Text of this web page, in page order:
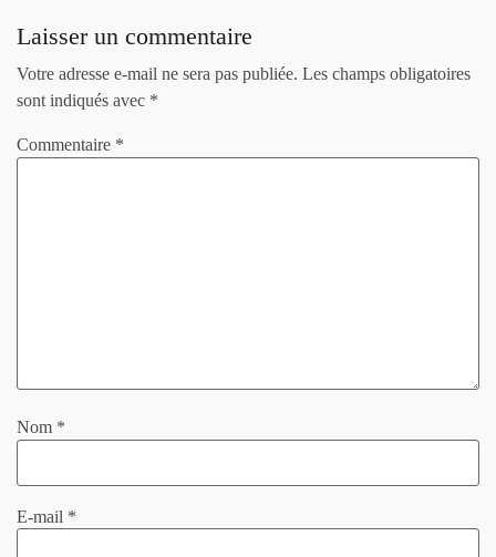
Laisser un commentaire
Votre adresse e-mail ne sera pas publiée. Les champs obligatoires
sont indiqués avec *
Commentaire *
Nom *
E-mail *